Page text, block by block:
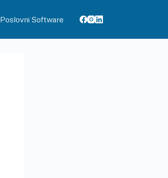
Poslovni Software